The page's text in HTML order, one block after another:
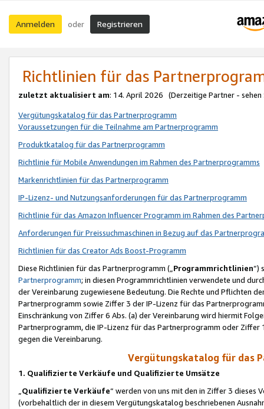
Anmelden oder Registrieren
Richtlinien für das
zuletzt aktualisiert am: 14. April 2026 (Derzeitige Partner - sehen
Vergütungskatalog für das Partnerprogramm
Voraussetzungen für die Teilnahme am Partnerprogramm
Produktkatalog für das Partnerprogramm
Richtlinie für Mobile Anwendungen im Rahmen des Partnerprogramms
Markenrichtlinien für das Partnerprogramm
IP-Lizenz- und Nutzungsanforderungen für das Partnerprogramm
Richtlinie für das Amazon Influencer Programm im Rahmen des
Anforderungen für Preissuchmaschinen in Bezug auf das
Richtlinien für das Creator Ads Boost-Programm
Diese Richtlinien für das Partnerprogramm („Programmrichtlinien“)
Partnerprogramm; in diesen Programmrichtlinien verwendete und
der Vereinbarung zugewiesene Bedeutung. Die Rechte und Pflichten
Partnerprogramm sowie Ziffer 3 der IP-Lizenz für das
Einschränkung von Ziffer 6 Abs. (a) der Vereinbarung wird hiermit
Partnerprogramm, die IP-Lizenz für das Partnerprogramm oder
gegen die Vereinbarung.
Vergütungskatalog für das
1. Qualifizierte Verkäufe und Qualifizierte Umsätze
Qualifizierte Verkäufe“ werden von uns mit den in Ziffer 3
(vorbehaltlich der in diesem Vergütungskatalog beschriebenen